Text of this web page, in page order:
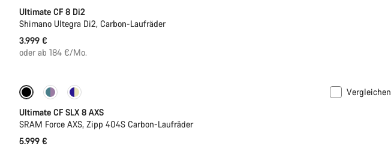
Ultimate CF 8 Di2
Shimano Ultegra Di2, Carbon-Laufräder
3.999 €
oder ab 184 €/Mo.
Neu Powermeter
Vergleichen
Ultimate CF SLX 8 AXS
SRAM Force AXS, Zipp 404S Carbon-Laufräder
5.999 €